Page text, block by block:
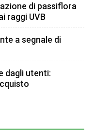
di passiflora
raggi UVB
a segnale di
dagli utenti: